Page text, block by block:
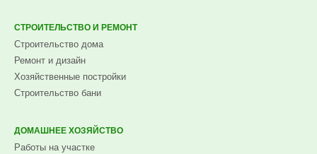
СТРОИТЕЛЬСТВО И РЕМОНТ
Строительство дома
Ремонт и дизайн
Хозяйственные постройки
Строительство бани
ДОМАШНЕЕ ХОЗЯЙСТВО
Работы на участке